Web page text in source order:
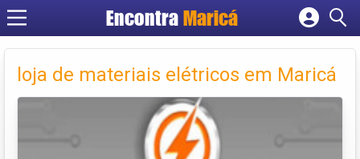
EncontraMaricá
Cadastrar empresa
Criar conta
loja de materiais elétricos em Maricá